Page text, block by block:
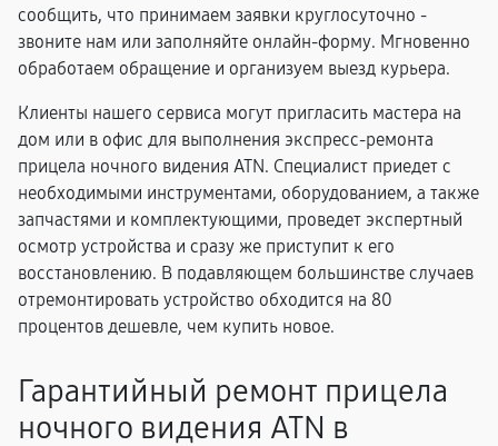
сообщить, что принимаем заявки круглосуточно -
звоните нам или заполняйте онлайн-форму. Мгновенно
обработаем обращение и организуем выезд курьера.
Клиенты нашего сервиса могут пригласить мастера на
дом или в офис для выполнения экспресс-ремонта
прицела ночного видения ATN. Специалист приедет с
необходимыми инструментами, оборудованием, а также
запчастями и комплектующими, проведет экспертный
осмотр устройства и сразу же приступит к его
восстановлению. В подавляющем большинстве случаев
отремонтировать устройство обходится на 80
процентов дешевле, чем купить новое.
Гарантийный ремонт прицела
ночного видения ATN в